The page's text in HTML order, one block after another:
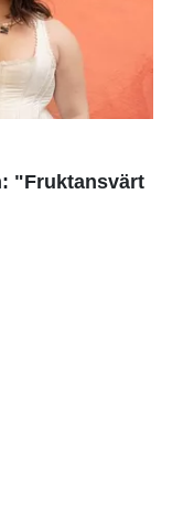
"Fruktansvärt